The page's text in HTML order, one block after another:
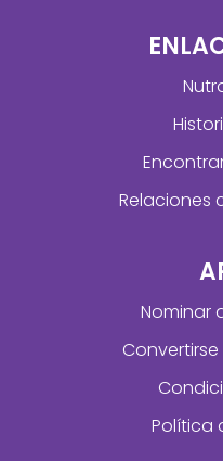
Relaciones
Nominar
Política